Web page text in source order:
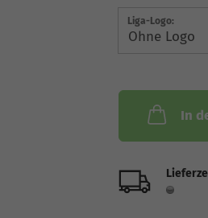
Liga-Logo:
In